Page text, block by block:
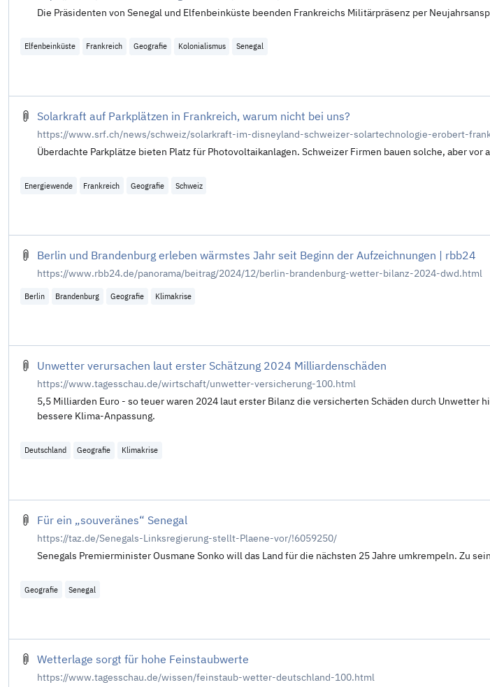
Die Präsidenten von Senegal und Elfenbeinküste beenden Frankreichs Militärpräsenz per
Elfenbeinküste Frankreich Geografie Kolonialismus Senegal
Solarkraft auf Parkplätzen in Frankreich, warum nicht bei uns?
https://www.srf.ch/news/schweiz/solarkraft-im-disneyland-schweizer-solartechnologie-erobert-
Überdachte Parkplätze bieten Platz für Photovoltaikanlagen. Schweizer Firmen bauen solche, aber vor
Energiewende Frankreich Geografie Schweiz
Berlin und Brandenburg erleben wärmstes Jahr seit Beginn der Aufzeichnungen | rbb24
https://www.rbb24.de/panorama/beitrag/2024/12/berlin-brandenburg-wetter-bilanz-2024-dwd.html
Berlin Brandenburg Geografie Klimakrise
Unwetter verursachen laut erster Schätzung 2024 Milliardenschäden
https://www.tagesschau.de/wirtschaft/unwetter-versicherung-100.html
5,5 Milliarden Euro - so teuer waren 2024 laut erster Bilanz die versicherten Schäden durch
bessere Klima-Anpassung.
Deutschland Geografie Klimakrise
Für ein „souveränes“ Senegal
https://taz.de/Senegals-Linksregierung-stellt-Plaene-vor/!6059250/
Senegals Premierminister Ousmane Sonko will das Land für die nächsten 25 Jahre umkrempeln. Zu
Geografie Senegal
Wetterlage sorgt für hohe Feinstaubwerte
https://www.tagesschau.de/wissen/feinstaub-wetter-deutschland-100.html